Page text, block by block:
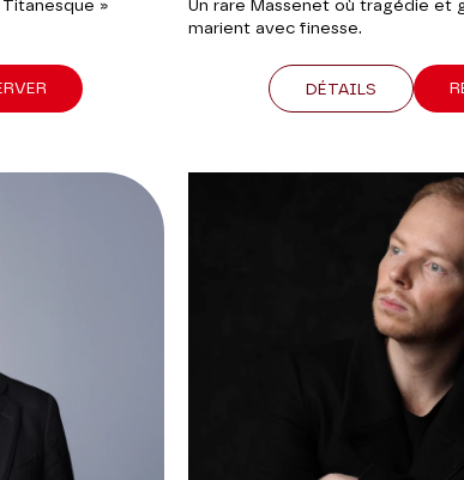
»
Un rare Massenet où tragédie et
marient avec finesse.
DÉTAILS